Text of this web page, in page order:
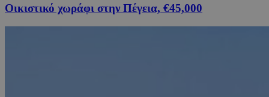
Οικιστικό χωράφι στην Πέγεια, €45,000